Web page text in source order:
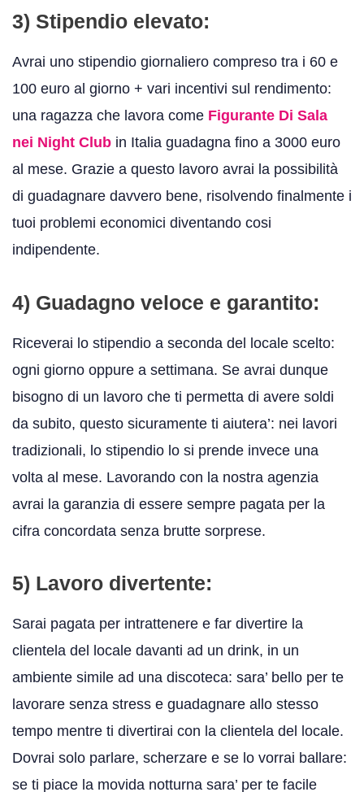
3) Stipendio elevato:
Avrai uno stipendio giornaliero compreso tra i 60 e
100 euro al giorno + vari incentivi sul rendimento:
una ragazza che lavora come Figurante Di Sala
nei Night Club in Italia guadagna fino a 3000 euro
al mese. Grazie a questo lavoro avrai la possibilità
di guadagnare davvero bene, risolvendo finalmente i
tuoi problemi economici diventando cosi
indipendente.
4) Guadagno veloce e garantito:
Riceverai lo stipendio a seconda del locale scelto:
ogni giorno oppure a settimana. Se avrai dunque
bisogno di un lavoro che ti permetta di avere soldi
da subito, questo sicuramente ti aiutera’: nei lavori
tradizionali, lo stipendio lo si prende invece una
volta al mese. Lavorando con la nostra agenzia
avrai la garanzia di essere sempre pagata per la
cifra concordata senza brutte sorprese.
5) Lavoro divertente:
Sarai pagata per intrattenere e far divertire la
clientela del locale davanti ad un drink, in un
ambiente simile ad una discoteca: sara’ bello per te
lavorare senza stress e guadagnare allo stesso
tempo mentre ti divertirai con la clientela del locale.
Dovrai solo parlare, scherzare e se lo vorrai ballare:
se ti piace la movida notturna sara’ per te facile